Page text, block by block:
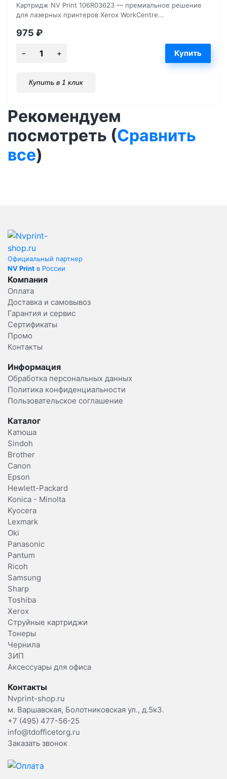
Картридж NV Print 106R03623 — премиальное решение
для лазерных принтеров Xerox WorkCentre...
975 ₽
Купить в 1 клик
Рекомендуем
посмотреть (Сравнить
все)
Официальный партнер
NV Print в России
Компания
Оплата
Доставка и самовывоз
Гарантия и сервис
Сертификаты
Промо
Контакты
Информация
Обработка персональных данных
Политика конфиденциальности
Пользовательское соглашение
Каталог
Катюша
Sindoh
Brother
Canon
Epson
Hewlett-Packard
Konica - Minolta
Kyocera
Lexmark
Oki
Panasonic
Pantum
Ricoh
Samsung
Sharp
Toshiba
Xerox
Струйные картриджи
Тонеры
Чернила
ЗИП
Аксессуары для офиса
Контакты
Nvprint-shop.ru
м. Варшавская, Болотниковская ул., д.5к3.
+7 (495) 477-56-25
info@tdofficetorg.ru
Заказать звонок